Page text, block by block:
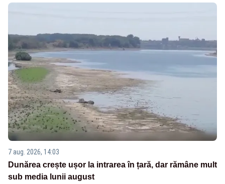
7 aug. 2026, 14:03
Dunărea crește ușor la intrarea în țară, dar rămâne mult
sub media lunii august